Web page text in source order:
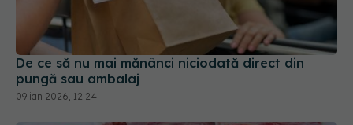
De ce să nu mai mănânci niciodată direct din
pungă sau ambalaj
09 ian 2026, 12:24